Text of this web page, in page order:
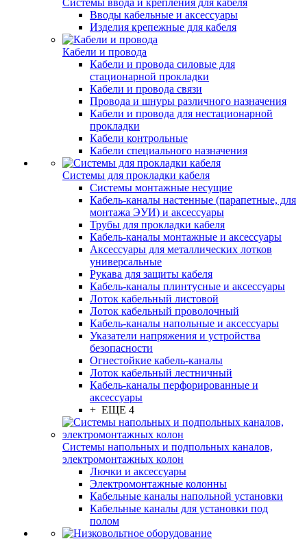
Системы ввода и крепления для кабеля
Вводы кабельные и аксессуары
Изделия крепежные для кабеля
Кабели и провода
Кабели и провода силовые для
стационарной прокладки
Кабели и провода связи
Провода и шнуры различного назначения
Кабели и провода для нестационарной
прокладки
Кабели контрольные
Кабели специального назначения
Системы для прокладки кабеля
Системы монтажные несущие
Кабель-каналы настенные (парапетные, для
монтажа ЭУИ) и аксессуары
Трубы для прокладки кабеля
Кабель-каналы монтажные и аксессуары
Аксессуары для металлических лотков
универсальные
Рукава для защиты кабеля
Кабель-каналы плинтусные и аксессуары
Лоток кабельный листовой
Лоток кабельный проволочный
Кабель-каналы напольные и аксессуары
Указатели напряжения и устройства
безопасности
Огнестойкие кабель-каналы
Лоток кабельный лестничный
Кабель-каналы перфорированные и
аксессуары
+ ЕЩЕ 4
Системы напольных и подпольных каналов,
электромонтажных колон
Лючки и аксессуары
Электромонтажные колонны
Кабельные каналы напольной установки
Кабельные каналы для установки под
полом